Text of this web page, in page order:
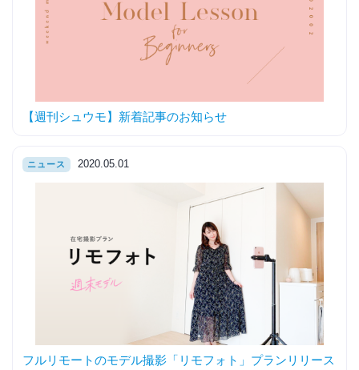
【週刊シュウモ】新着記事のお知らせ
ニュース 2020.05.01
フルリモートのモデル撮影「リモフォト」プランリリース